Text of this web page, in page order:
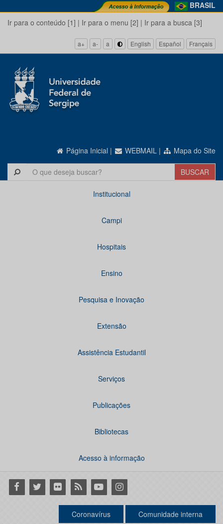
BRASIL
Ir para o conteúdo [1] | Ir para o menu [2] | Ir para a busca [3]
a+ a- a English Español Français
Página Inicial | WEBMAIL | Mapa do Site
Institucional
Campi
Hospitais
Ensino
Pesquisa e Inovação
Extensão
Assistência Estudantil
Serviços
Publicações
Bibliotecas
Acesso à informação
Facebook
Twitter Flickr RSS YoutubeInstagram
Coronavírus Comunidade interna